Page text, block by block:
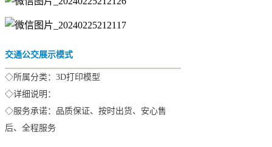
交通公交展示模式
◇所属分类：3D打印模型
◇详细说明：
◇服务承诺：品质保证、按时出货、安心售
后、全程服务